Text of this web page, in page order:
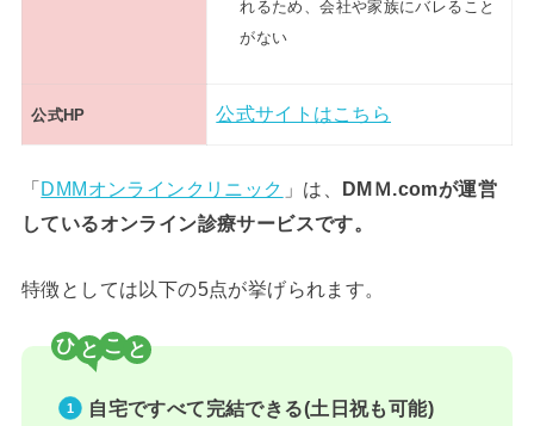
れるため、会社や家族にバレること
がない
公式HP 公式サイトはこちら
「DMMオンラインクリニック 」は、 DMＭ.comが運営
しているオンライン診療サービスです。
特徴としては以下の5点が挙げられます。
ひ こ
自宅ですべて完結できる(土日祝も可能)